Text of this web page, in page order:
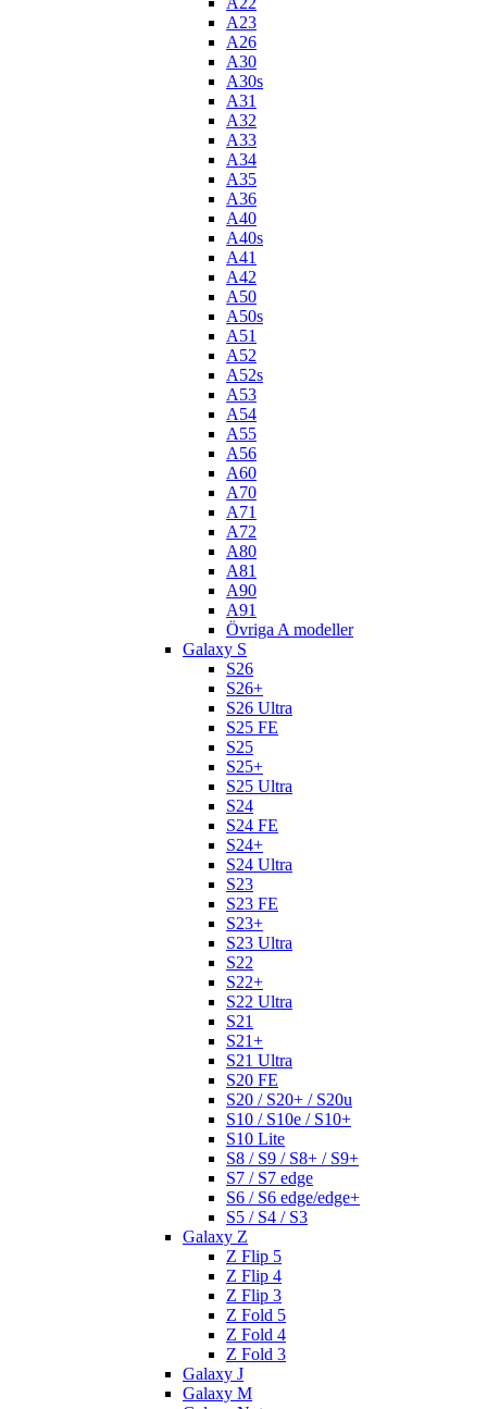
A23
A26
A30
A30s
A31
A32
A33
A34
A35
A36
A40
A40s
A41
A42
A50
A50s
A51
A52
A52s
A53
A54
A55
A56
A60
A70
A71
A72
A80
A81
A90
A91
Övriga A modeller
Galaxy S
S26
S26+
S26 Ultra
S25 FE
S25
S25+
S25 Ultra
S24
S24 FE
S24+
S24 Ultra
S23
S23 FE
S23+
S23 Ultra
S22
S22+
S22 Ultra
S21
S21+
S21 Ultra
S20 FE
S20 / S20+ / S20u
S10 / S10e / S10+
S10 Lite
S8 / S9 / S8+ / S9+
S7 / S7 edge
S6 / S6 edge/edge+
S5 / S4 / S3
Galaxy Z
Z Flip 5
Z Flip 4
Z Flip 3
Z Fold 5
Z Fold 4
Z Fold 3
Galaxy J
Galaxy M